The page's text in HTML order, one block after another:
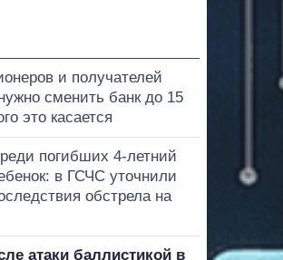
и получателей
сменить банк до 15
это касается
погибших 4-летний
в ГСЧС уточнили
обстрела на
атаки баллистикой в